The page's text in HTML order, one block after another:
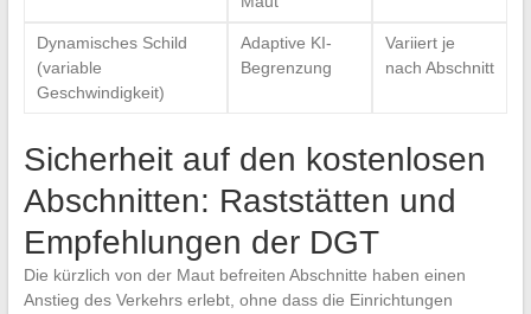
Dynamisches Schild
(variable
Geschwindigkeit)
Adaptive KI-
Begrenzung
Variiert je
nach Abschnitt
Sicherheit auf den kostenlosen
Abschnitten: Raststätten und
Empfehlungen der DGT
Die kürzlich von der Maut befreiten Abschnitte haben einen
Anstieg des Verkehrs erlebt, ohne dass die Einrichtungen